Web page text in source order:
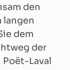
den
langen
dem
der
Poët-Laval